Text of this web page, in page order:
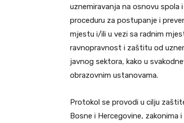
uznemiravanja na osnovu spola
proceduru za postupanje i
mjestu i/ili u vezi sa radnim
ravnopravnost i zaštitu od
javnog sektora, kako u
obrazovnim ustanovama.
Protokol se provodi u cilju
Bosne i Hercegovine, zakonima